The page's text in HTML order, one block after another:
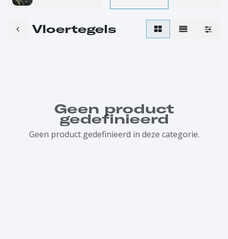
Vloertegels
Geen product
gedefinieerd
Geen product gedefinieerd in deze categorie.